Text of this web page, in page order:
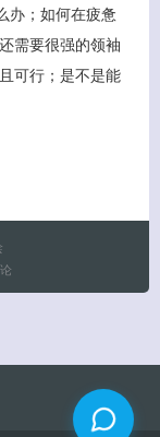
办；如何在疲惫
需要很强的领袖
可行；是不是能